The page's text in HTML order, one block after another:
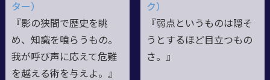
ター）
『影の狭間で歴史を眺
め、知識を喰らうもの。
我が呼び声に応えて危難
を越える術を与えよ。』
ク）
『弱点というものは隠そ
うとするほど目立つもの
さ。』